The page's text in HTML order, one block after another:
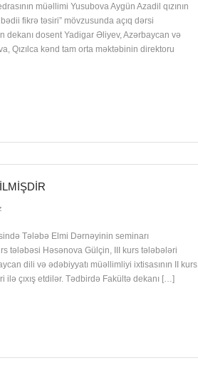
müəllimi Yusubova Aygün Azadil qızının
fikrə təsiri” mövzusunda açıq dərsi
dekanı dosent Yadigar Əliyev, Azərbaycan və
Qızılca kənd tam orta məktəbinin direktoru
Tələbə Elmi Dərnəyinin seminarı
tələbəsi Həsənova Gülçin, III kurs tələbələri
dili və ədəbiyyatı müəllimliyi ixtisasının II kurs
çıxış etdilər. Tədbirdə Fakültə dekanı […]